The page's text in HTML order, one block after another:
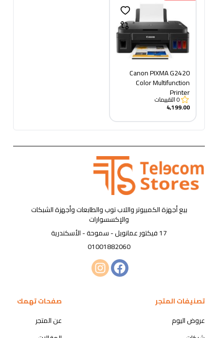
Canon PIXMA G2420
Color​ Multifunction
Printer
0التقييمات
4,199.00
بيع أجهزة الكمبيوتر واللاب توب والطابعات وأجهزة الشبكات
والإكسسوارات
17 فيكتور عمانويل - سموحة - الأسكندرية
01001882060
تصنيفات المتجر
عروض اليوم
صفحات تهمك
عن المتجر